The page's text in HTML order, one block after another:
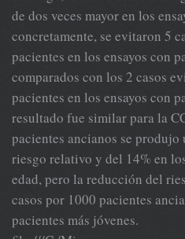
de dos veces mayor en los
concretamente, se evitaron 5
pacientes en los ensayos con
comparados con los 2 casos
pacientes en los ensayos con
resultado fue similar para la
pacientes ancianos se
riesgo relativo y del 14% en
edad, pero la reducción del
casos por 1000 pacientes
pacientes más jóvenes.